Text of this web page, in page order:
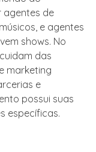
agentes de
e agentes
shows. No
das
marketing
e
possui suas
específicas.